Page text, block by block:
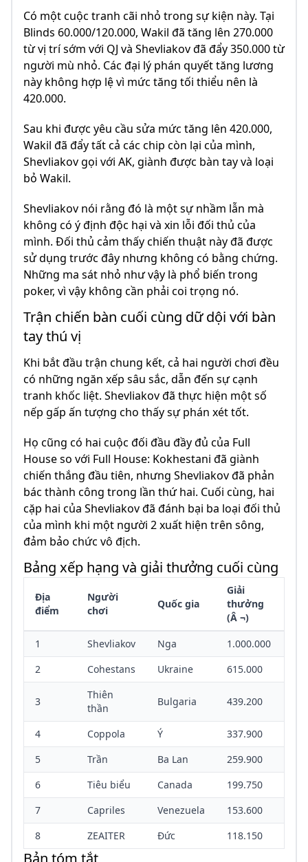
Có một cuộc tranh cãi nhỏ trong sự kiện này. Tại
Blinds 60.000/120.000, Wakil đã tăng lên 270.000
từ vị trí sớm với QJ và Shevliakov đã đẩy 350.000 từ
người mù nhỏ. Các đại lý phán quyết tăng lương
này không hợp lệ vì mức tăng tối thiểu nên là
420.000.
Sau khi được yêu cầu sửa mức tăng lên 420.000,
Wakil đã đẩy tất cả các chip còn lại của mình,
Shevliakov gọi với AK, giành được bàn tay và loại
bỏ Wakil.
Shevliakov nói rằng đó là một sự nhầm lẫn mà
không có ý định độc hại và xin lỗi đối thủ của
mình. Đối thủ cảm thấy chiến thuật này đã được
sử dụng trước đây nhưng không có bằng chứng.
Những ma sát nhỏ như vậy là phổ biến trong
poker, vì vậy không cần phải coi trọng nó.
Trận chiến bàn cuối cùng dữ dội với bàn
tay thú vị
Khi bắt đầu trận chung kết, cả hai người chơi đều
có những ngăn xếp sâu sắc, dẫn đến sự cạnh
tranh khốc liệt. Shevliakov đã thực hiện một số
nếp gấp ấn tượng cho thấy sự phán xét tốt.
Họ cũng có hai cuộc đối đầu đầy đủ của Full
House so với Full House: Kokhestani đã giành
chiến thắng đầu tiên, nhưng Shevliakov đã phản
bác thành công trong lần thứ hai. Cuối cùng, hai
cặp hai của Shevliakov đã đánh bại ba loại đối thủ
của mình khi một người 2 xuất hiện trên sông,
đảm bảo chức vô địch.
Bảng xếp hạng và giải thưởng cuối cùng
Địa
điểm
Người
chơi
Quốc gia
Giải
thưởng
(Â ¬)
1
Shevliakov Nga
1.000.000
2
Cohestans Ukraine 615.000
3
Thiên
thần
Bulgaria 439.200
4 Coppola Ý
337.900
5
Trần Ba Lan
259.900
6
Tiêu biểu Canada
199.750
7
Capriles Venezuela
153.600
8
ZEAITER Đức 118.150
Bản tóm tắt